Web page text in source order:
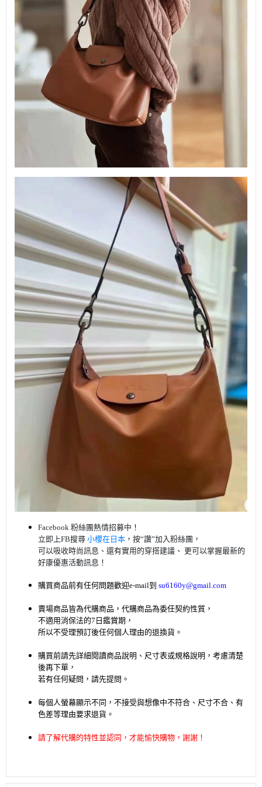
Facebook 粉絲團熱情招募中！
立即上FB搜尋 小櫻在日本 ，按“讚”加入粉絲團，
可以吸收時尚訊息、還有實用的穿搭建議、 更可以掌握最新的
好康優惠活動訊息！
購買商品前有任何問題歡迎e-mail到 su6160y@gmail.com
賣場商品皆為代購商品，代購商品為委任契約性質，
不適用消保法的7日鑑賞期，
所以不受理預訂後任何個人理由的退換貨。
購買前請先詳細閱讀商品說明、尺寸表或規格說明，考慮清楚
後再下單 ，
若有任何疑問，請先提問。
每個人螢幕顯示不同，不接受與想像中不符合、尺寸不合、有
色差等理由要求退貨。
請了解代購的特性並認同，才能愉快購物，謝謝！